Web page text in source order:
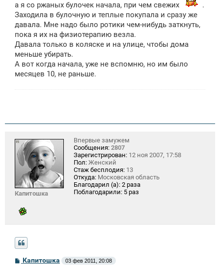
а я со ржаных булочек начала, при чем свежих
.
Заходила в булочную и теплые покупала и сразу же
давала. Мне надо было ротики чем-нибудь заткнуть,
пока я их на физиотерапию везла.
Давала только в коляске и на улице, чтобы дома
меньше убирать.
А вот когда начала, уже не вспомню, но им было
месяцев 10, не раньше.
Капитошка
Впервые замужем
Сообщения: 2807
Зарегистрирован: 12 ноя 2007, 17:58
Пол: Женский
Стаж бесплодия: 13
Откуда: Московская область
Благодарил (а): 2 раза
Поблагодарили: 5 раз
С
о
Капитошка 03 фев 2011, 20:08